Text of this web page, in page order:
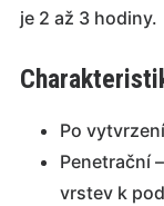
je 2 až 3 hodiny.
Po
Penetrační
vrstev k